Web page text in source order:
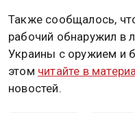
Также сообщалось,
рабочий обнаружил в
Украины с оружием и
этом читайте в
новостей.